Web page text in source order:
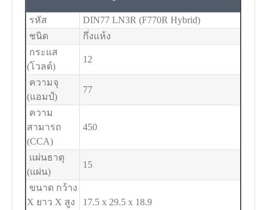
รหัส
DIN77 LN3R (F770R Hybrid)
ชนิด
กึ่งแห้ง
กระแส
(โวลต์)
12
ความจุ
(แอมป์)
77
ความ
สามารถ
(CCA)
450
แผ่นธาตุ
(แผ่น)
15
ขนาด กว้าง
X ยาว X สูง
17.5 x 29.5 x 18.9